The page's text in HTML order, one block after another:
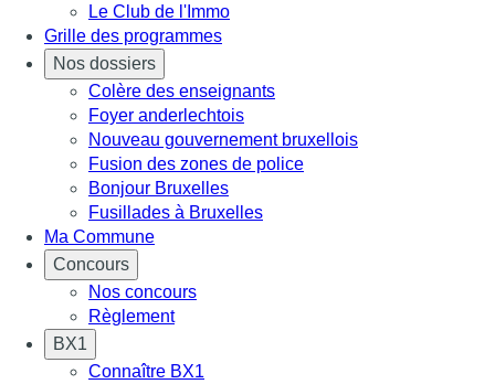
Le Club de l'Immo
Grille des programmes
Nos dossiers
Colère des enseignants
Foyer anderlechtois
Nouveau gouvernement bruxellois
Fusion des zones de police
Bonjour Bruxelles
Fusillades à Bruxelles
Ma Commune
Concours
Nos concours
Règlement
BX1
Connaître BX1